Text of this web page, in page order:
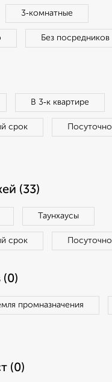
3‑комнатные
Без посредников
В 3‑к квартире
срок Посуточно
(33)
Таунхаусы
срок Посуточно
(0)
промназначения
(0)